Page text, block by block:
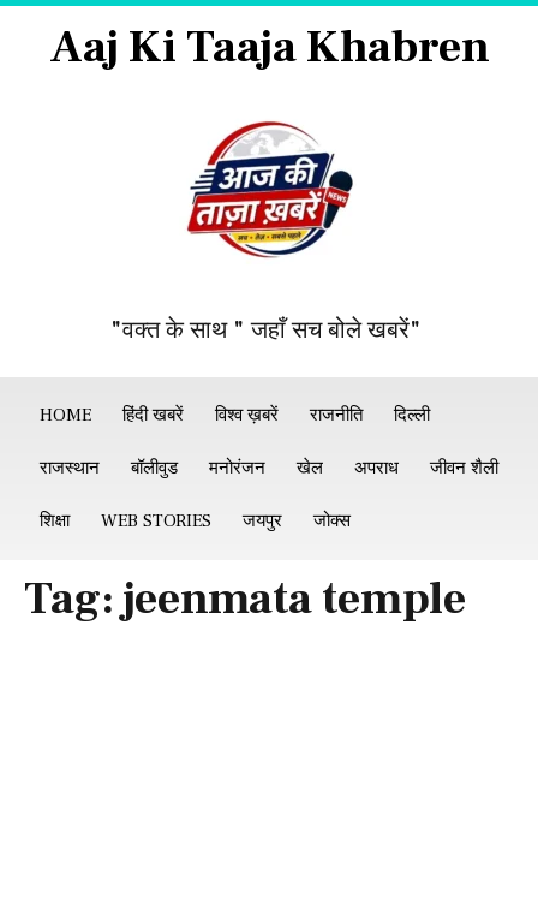
Aaj Ki Taaja Khabren
"वक्त के साथ " जहाँ सच बोले खबरें"
HOME हिंदी खबरें विश्व ख़बरें राजनीति दिल्ली
राजस्थान बॉलीवुड मनोरंजन खेल अपराध जीवन शैली
शिक्षा WEB STORIES जयपुर जोक्स
Tag:jeenmata temple